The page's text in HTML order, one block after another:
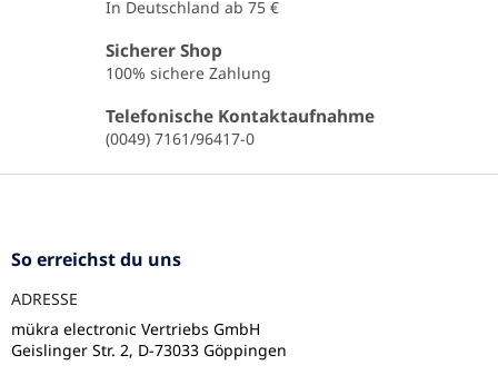
e
e
l
e
m
e
n
i
s
t
In Deutschland ab 75 €
Sicherer Shop
100% sichere Zahlung
Telefonische Kontaktaufnahme
(0049) 7161/96417-0
F
So erreichst du uns
ADRESSE
mükra electronic Vertriebs GmbH
Geislinger Str. 2, D-73033 Göppingen